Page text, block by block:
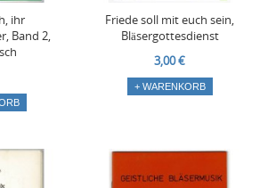
ihr
Band 2,
Friede soll mit euch sein,
Bläsergottesdienst
3,00 €
+ WARENKORB